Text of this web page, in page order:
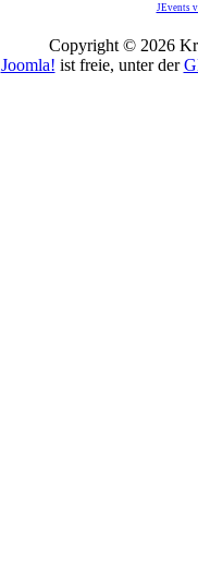
JEvents
Copyright © 2026
Joomla! ist freie, unter der